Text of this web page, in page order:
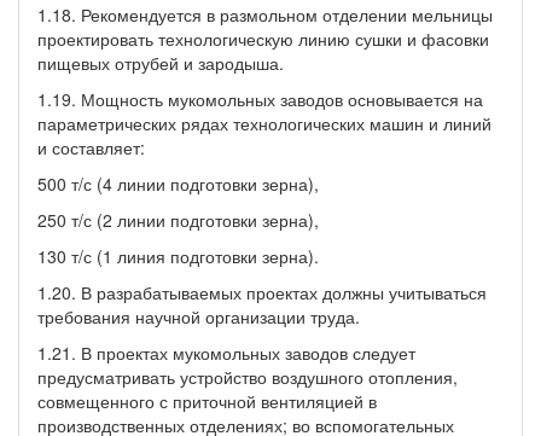
1.18. Рекомендуется в размольном отделении мельницы
проектировать технологическую линию сушки и фасовки
пищевых отрубей и зародыша.
1.19. Мощность мукомольных заводов основывается на
параметрических рядах технологических машин и линий
и составляет:
500 т/с (4 линии подготовки зерна),
250 т/с (2 линии подготовки зерна),
130 т/с (1 линия подготовки зерна).
1.20. В разрабатываемых проектах должны учитываться
требования научной организации труда.
1.21. В проектах мукомольных заводов следует
предусматривать устройство воздушного отопления,
совмещенного с приточной вентиляцией в
производственных отделениях; во вспомогательных